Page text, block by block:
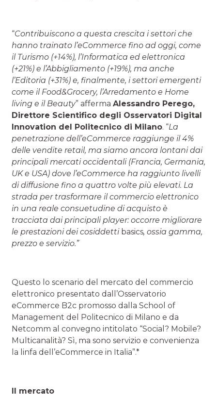
“Contribuiscono a questa crescita i settori che
hanno trainato l’eCommerce fino ad oggi, come
il Turismo (+14%), l’Informatica ed elettronica
(+21%) e l’Abbigliamento (+19%), ma anche
l’Editoria (+31%) e, finalmente, i settori emergenti
come il Food&Grocery, l’Arredamento e Home
living e il Beauty” afferma Alessandro Perego,
Direttore Scientifico degli Osservatori Digital
Innovation del Politecnico di Milano. “La
penetrazione dell’eCommerce raggiunge il 4%
delle vendite retail, ma siamo ancora lontani dai
principali mercati occidentali (Francia, Germania,
UK e USA) dove l’eCommerce ha raggiunto livelli
di diffusione fino a quattro volte più elevati. La
strada per trasformare il commercio elettronico
in una reale consuetudine di acquisto è
tracciata dai principali player: occorre migliorare
le prestazioni dei cosiddetti basics, ossia gamma,
prezzo e servizio.”
Questo lo scenario del mercato del commercio
elettronico presentato dall’Osservatorio
eCommerce B2c promosso dalla School of
Management del Politecnico di Milano e da
Netcomm al convegno intitolato “Social? Mobile?
Multicanalità? Sì, ma sono servizio e convenienza
la linfa dell’eCommerce in Italia”.*
Il mercato